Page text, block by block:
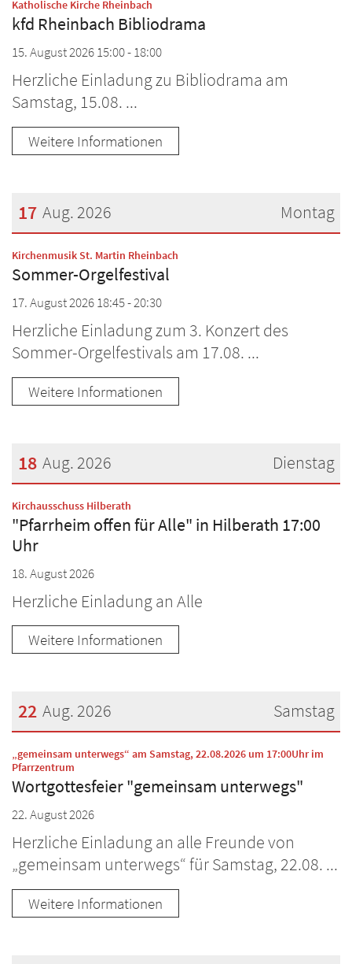
Katholische Kirche Rheinbach
kfd Rheinbach Bibliodrama
15. August 2026 15:00 - 18:00
Herzliche Einladung zu Bibliodrama am
Samstag, 15.08. ...
Weitere Informationen
Montag
17 Aug. 2026
Datum: 17. August 2026
Kirchenmusik St. Martin Rheinbach
Sommer-Orgelfestival
17. August 2026 18:45 - 20:30
Herzliche Einladung zum 3. Konzert des
Sommer-Orgelfestivals am 17.08. ...
Weitere Informationen
Dienstag
18 Aug. 2026
Datum: 18. August 2026
Kirchausschuss Hilberath
"Pfarrheim offen für Alle" in Hilberath 17:00
Uhr
18. August 2026
Herzliche Einladung an Alle
Weitere Informationen
Samstag
22 Aug. 2026
Datum: 22. August 2026
„gemeinsam unterwegs“ am Samstag, 22.08.2026 um 17:00Uhr im
Pfarrzentrum
Wortgottesfeier "gemeinsam unterwegs"
22. August 2026
Herzliche Einladung an alle Freunde von
„gemeinsam unterwegs“ für Samstag, 22.08. ...
Weitere Informationen